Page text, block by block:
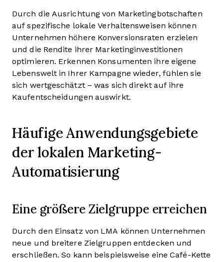
Durch die Ausrichtung von Marketingbotschaften
auf spezifische lokale Verhaltensweisen können
Unternehmen höhere Konversionsraten erzielen
und die Rendite ihrer Marketinginvestitionen
optimieren. Erkennen Konsumenten ihre eigene
Lebenswelt in Ihrer Kampagne wieder, fühlen sie
sich wertgeschätzt – was sich direkt auf ihre
Kaufentscheidungen auswirkt.
Häufige Anwendungsgebiete
der lokalen Marketing-
Automatisierung
Eine größere Zielgruppe erreichen
Durch den Einsatz von LMA können Unternehmen
neue und breitere Zielgruppen entdecken und
erschließen. So kann beispielsweise eine Café-Kette